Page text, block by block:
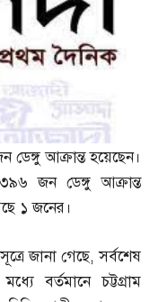
আক্রান্ত হয়েছেন।
জন ডেঙ্গু আক্রান্ত
১ জনের।
জানা গেছে,সর্বশেষ
বর্তমানে চট্টগ্রাম